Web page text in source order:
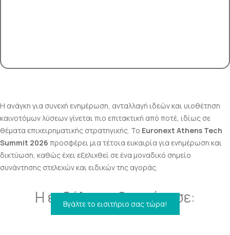
Η ανάγκη για συνεχή ενημέρωση, ανταλλαγή ιδεών και υιοθέτηση
καινοτόμων λύσεων γίνεται πιο επιτακτική από ποτέ, ιδίως σε
θέματα επιχειρηματικής στρατηγικής. Το Euronext Athens Tech
Summit 2026 προσφέρει μια τέτοια ευκαιρία για ενημέρωση και
δικτύωση, καθώς έχει εξελιχθεί σε ένα μοναδικό σημείο
συνάντησης στελεχών και ειδικών της αγοράς.
Η εκδήλωση ξεκινάει σε:
Βγάλτε το εισιτήριο σας τώρα!